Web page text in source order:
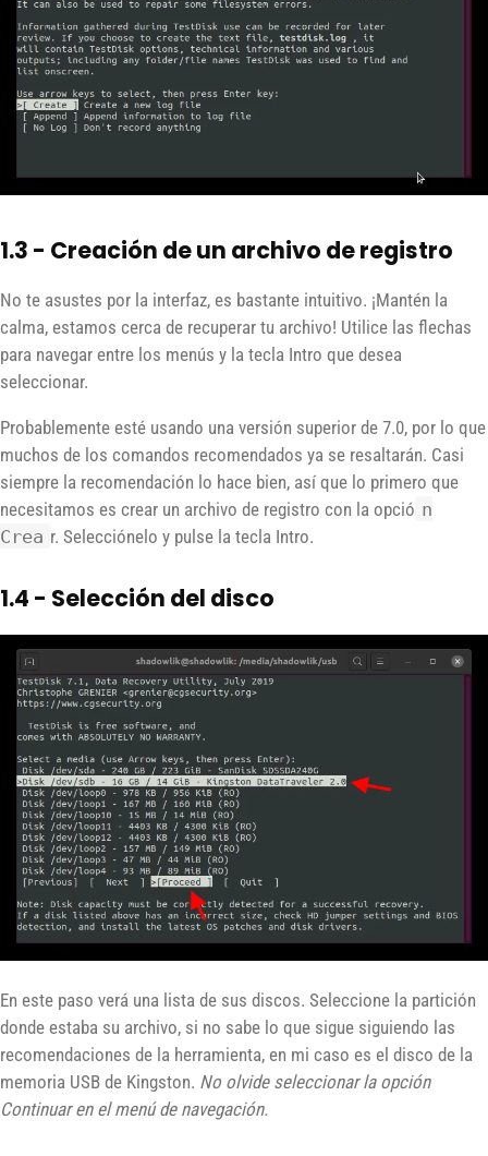
1.3 - Creación de un archivo de registro
No te asustes por la interfaz, es bastante intuitivo. ¡Mantén la
calma, estamos cerca de recuperar tu archivo! Utilice las flechas
para navegar entre los menús y la tecla Intro que desea
seleccionar.
Probablemente esté usando una versión superior de 7.0, por lo que
muchos de los comandos recomendados ya se resaltarán. Casi
siempre la recomendación lo hace bien, así que lo primero que
necesitamos es crear un archivo de registro con la opció n
Crea r. Selecciónelo y pulse la tecla Intro.
1.4 - Selección del disco
En este paso verá una lista de sus discos. Seleccione la partición
donde estaba su archivo, si no sabe lo que sigue siguiendo las
recomendaciones de la herramienta, en mi caso es el disco de la
memoria USB de Kingston. No olvide seleccionar la opción
Continuar en el menú de navegación.